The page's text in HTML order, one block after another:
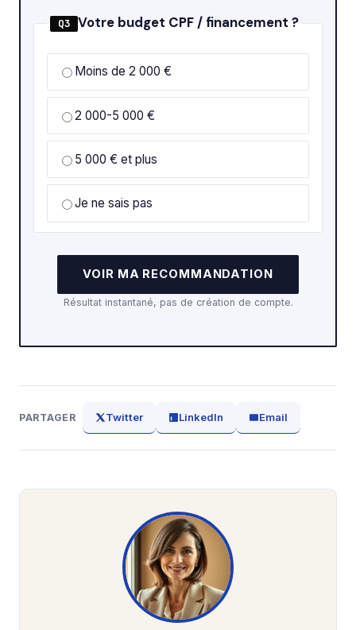
Q3 Votre budget CPF / financement ?
Moins de 2 000 €
2 000-5 000 €
5 000 € et plus
Je ne sais pas
VOIR MA RECOMMANDATION
Résultat instantané, pas de création de compte.
PARTAGER Twitter LinkedIn Email